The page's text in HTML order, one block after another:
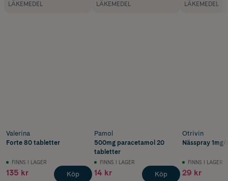
LÄKEMEDEL
Valerina
Forte 80 tabletter
FINNS I LAGER
135 kr Köp
LÄKEMEDEL
Pamol
500mg paracetamol 20
tabletter
FINNS I LAGER
14 kr Köp
LÄKEMEDEL
Otrivin
Nässpray 1mg/
FINNS I LAGER
29 kr